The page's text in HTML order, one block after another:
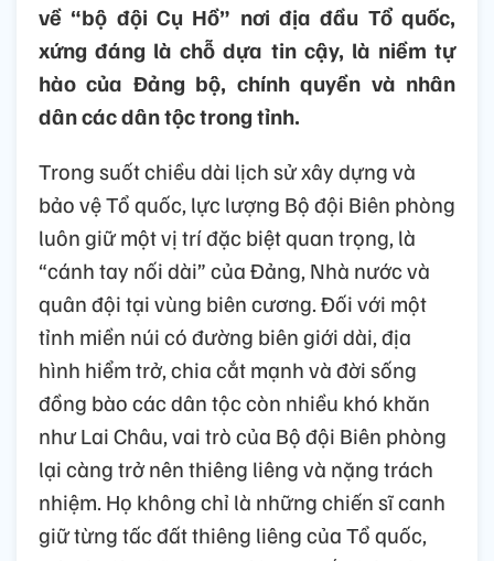
về “bộ đội Cụ Hồ” nơi địa đầu Tổ quốc,
xứng đáng là chỗ dựa tin cậy, là niềm tự
hào của Đảng bộ, chính quyền và nhân
dân các dân tộc trong tỉnh.
Trong suốt chiều dài lịch sử xây dựng và
bảo vệ Tổ quốc, lực lượng Bộ đội Biên phòng
luôn giữ một vị trí đặc biệt quan trọng, là
“cánh tay nối dài” của Đảng, Nhà nước và
quân đội tại vùng biên cương. Đối với một
tỉnh miền núi có đường biên giới dài, địa
hình hiểm trở, chia cắt mạnh và đời sống
đồng bào các dân tộc còn nhiều khó khăn
như Lai Châu, vai trò của Bộ đội Biên phòng
lại càng trở nên thiêng liêng và nặng trách
nhiệm. Họ không chỉ là những chiến sĩ canh
giữ từng tấc đất thiêng liêng của Tổ quốc,